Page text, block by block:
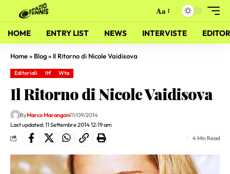
Aa
HOME ENTRY LIST NEWS INTERVISTE
Home» Blog» Il Ritorno di Nicole Vaidisova
Editoriali Itf Wta
Il Ritorno di Nicole Vaidisova
Last updated: 11 Settembre 2014 12:19 am
ByMarco Marangoni11/09/2014
4 Min Read